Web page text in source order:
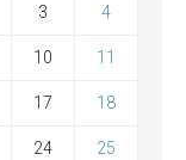
3 4
10 11
17 18
24 25